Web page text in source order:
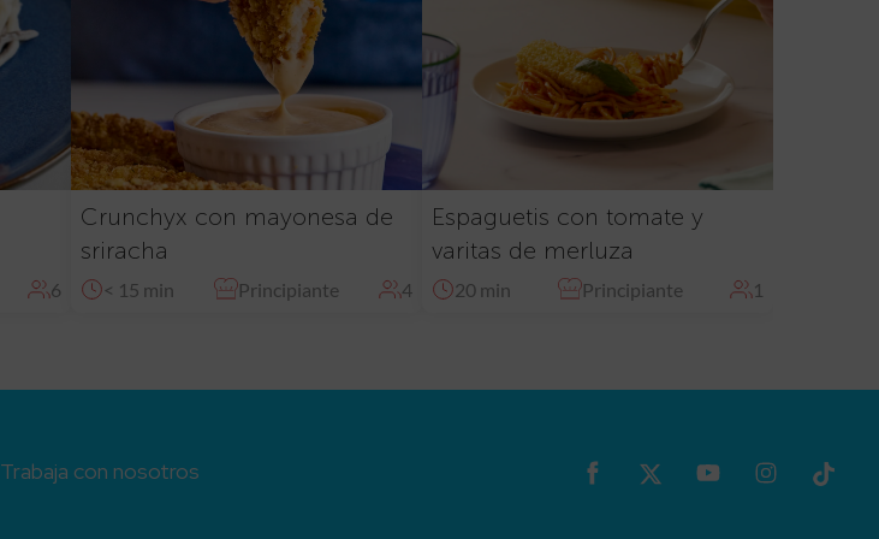
6
Crunchyx con mayonesa de
sriracha
< 15 min Principiante 4
Espaguetis con tomate y
varitas de merluza
20 min Principiante 1
Trabaja con nosotros